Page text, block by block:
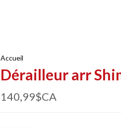
Accueil
Dérailleur arr
140,99$CA